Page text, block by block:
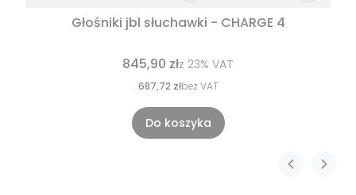
Głośniki jbl słuchawki - CHARGE 4
845,90 złz 23% VAT
687,72 złbez VAT
Do koszyka